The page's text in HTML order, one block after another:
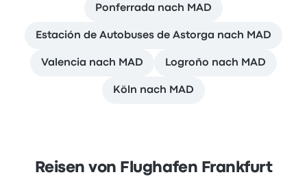
Ponferrada nach MAD
Estación de Autobuses de Astorga nach MAD
Valencia nach MAD Logroño nach MAD
Köln nach MAD
Reisen von Flughafen Frankfurt